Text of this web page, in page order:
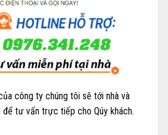
công ty chúng tôi sẽ tới nhà và
tư vấn trực tiếp cho Qúy khách.